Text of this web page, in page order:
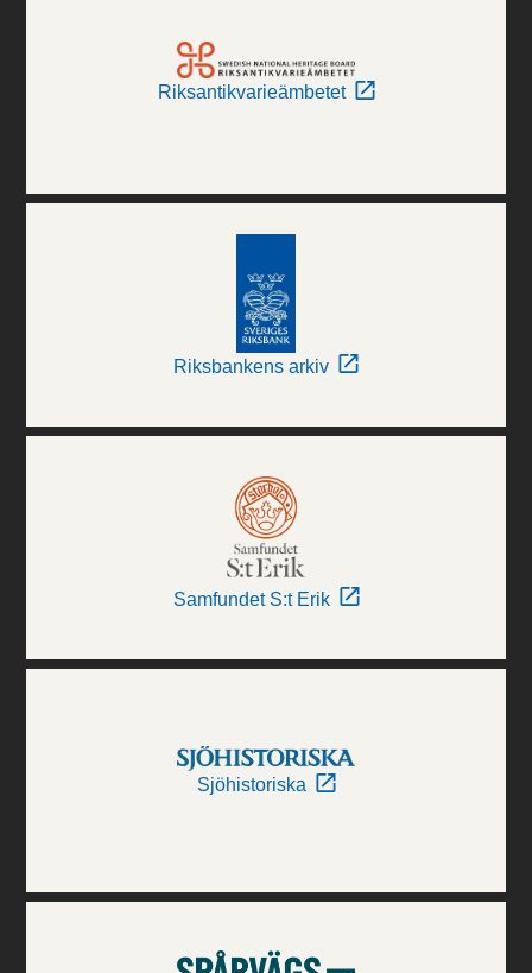
Riksantikvarieämbetet
Riksbankens arkiv
Samfundet S:t Erik
Sjöhistoriska